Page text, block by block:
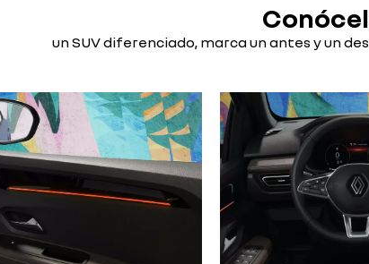
un SUV diferenciado, marca un antes y un